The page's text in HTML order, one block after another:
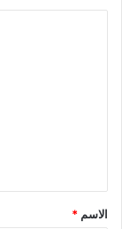
*
الاسم *